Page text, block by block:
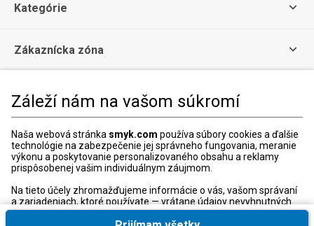
Záleží nám na vašom súkromí
Naša webová stránka smyk.com používa súbory cookies a ďalšie
technológie na zabezpečenie jej správneho fungovania, meranie
výkonu a poskytovanie personalizovaného obsahu a reklamy
prispôsobenej vašim individuálnym záujmom.
Na tieto účely zhromažďujeme informácie o vás, vašom správaní
a zariadeniach, ktoré používate — vrátane údajov nevyhnutných
na správne fungovanie webovej stránky smyk.com. Tieto
Kategórie
Zákaznícka zóna
Právne informácie
Zákaznícke Centrum
Kontaktný formulár
+421 240 20 8000
Otváracie hodiny:
Po-Pia: 10:00-18:00